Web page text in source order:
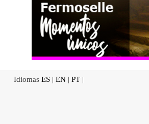
Idiomas ES | EN | PT |